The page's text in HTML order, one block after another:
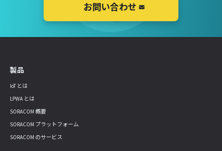
お問い合わせ
製品
IoT とは
LPWA とは
SORACOM 概要
SORACOM プラットフォーム
SORACOM のサービス